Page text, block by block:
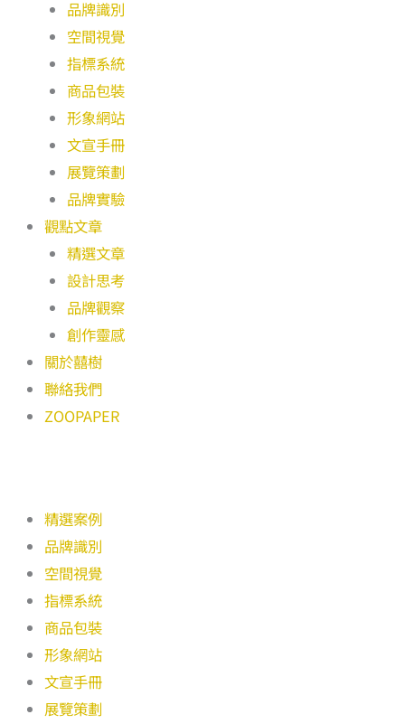
品牌識別
空間視覺
指標系統
商品包裝
形象網站
文宣手冊
展覽策劃
品牌實驗
觀點文章
精選文章
設計思考
品牌觀察
創作靈感
關於囍樹
聯絡我們
ZOOPAPER
精選案例
品牌識別
空間視覺
指標系統
商品包裝
形象網站
文宣手冊
展覽策劃